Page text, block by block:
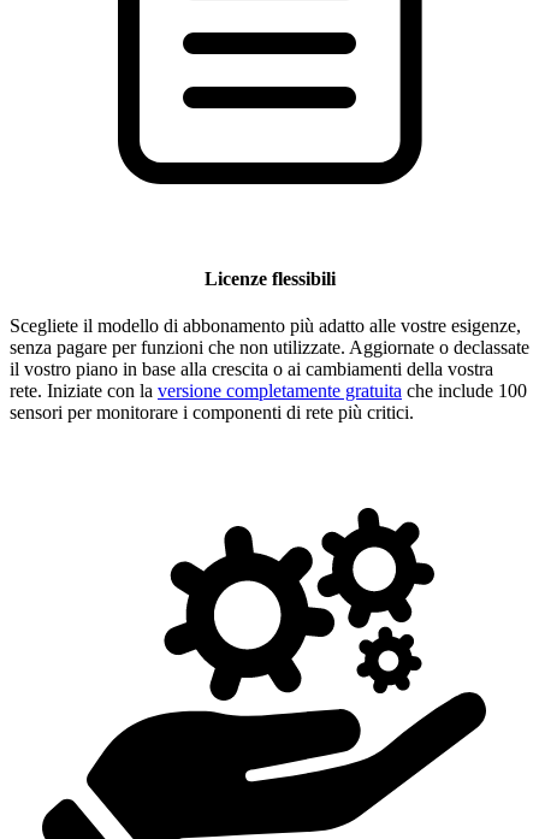
Licenze flessibili
Scegliete il modello di abbonamento più adatto alle vostre esigenze,
senza pagare per funzioni che non utilizzate. Aggiornate o declassate
il vostro piano in base alla crescita o ai cambiamenti della vostra
rete. Iniziate con la versione completamente gratuita che include 100
sensori per monitorare i componenti di rete più critici.